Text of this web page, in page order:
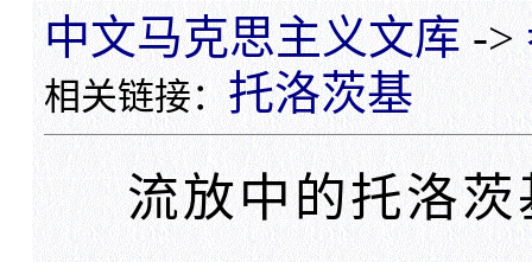
中文马克思主义文库 ->
相关链接： 托洛茨基
流放中的托洛